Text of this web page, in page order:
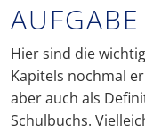
AUFGABE
Hier sind die
Kapitels nochmal
aber auch als
Schulbuchs.